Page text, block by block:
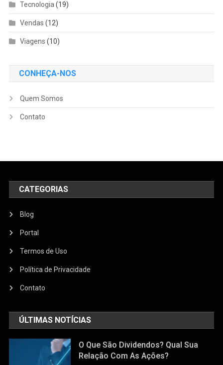
Tecnologia (19)
Vendas (12)
Viagens (10)
CONHEÇA-NOS
Quem Somos
Contato
CATEGORIAS
Blog
Portal
Termos de Uso
Política de Privacidade
Contato
ÚLTIMAS NOTÍCIAS
O Que São Dividendos? Qual Sua
Relação Com As Ações?